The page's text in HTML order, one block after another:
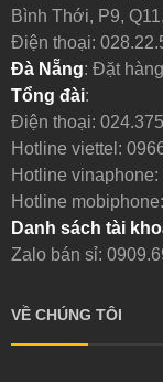
Bình Thới, P9,
Điện thoại:
Đà Nẵng: Đặt
Tổng đài:
Điện thoại:
Hotline viettel:
Hotline vinaphone:
Hotline mobiphone:
Danh sách tài
Zalo bán sỉ:
VỀ CHÚNG TÔI